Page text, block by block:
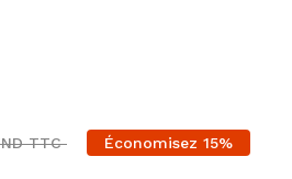
TTC Économisez 15%